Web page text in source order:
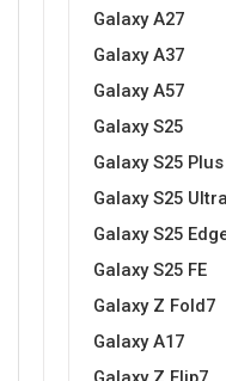
Galaxy A27
Galaxy A37
Galaxy A57
Galaxy S25
Galaxy S25 Plus
Galaxy S25 Ultra
Galaxy S25
Galaxy S25 FE
Galaxy Z Fold7
Galaxy A17
Gym
Sleng
Univerzalno kaljeno staklo